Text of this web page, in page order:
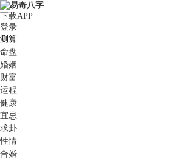
下载APP
登录
测算
命盘
婚姻
财富
运程
健康
宜忌
求卦
性情
合婚